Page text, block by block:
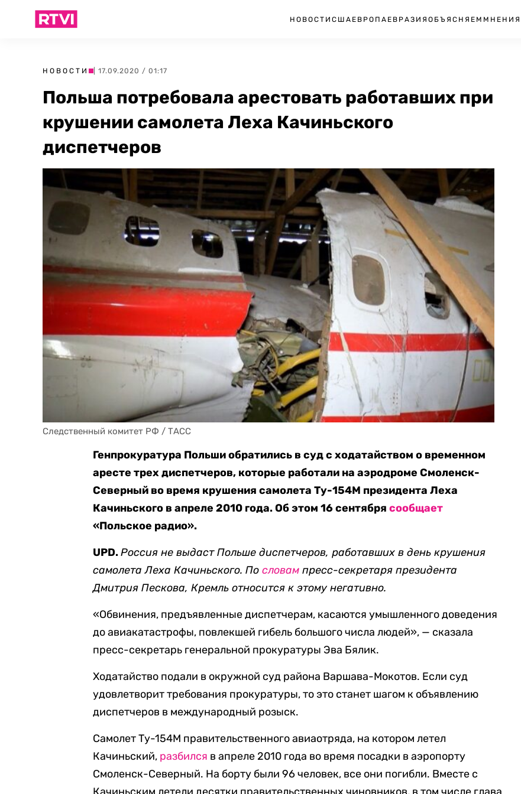
НОВОСТИ США ЕВРОПА ЕВРАЗИЯ ОБЪЯСНЯЕМ МНЕНИЯ
НОВОСТИ | 17.09.2020 / 01:17
Польша потребовала арестовать работавших при
крушении самолета Леха Качиньского
диспетчеров
Следственный комитет РФ / ТАСС
Генпрокуратура Польши обратились в суд с ходатайством о временном
аресте трех диспетчеров, которые работали на аэродроме Смоленск-
Северный во время крушения самолета Ту-154М президента Леха
Качиньского в апреле 2010 года. Об этом 16 сентябрясообщает
«Польское радио».
UPD.Россия не выдаст Польше диспетчеров, работавших в день крушения
самолета Леха Качиньского. Пословам пресс-секретаря президента
Дмитрия Пескова, Кремльотносится к этому негативно.
«Обвинения, предъявленные диспетчерам, касаются умышленного доведения
до авиакатастрофы, повлекшей гибель большого числа людей», — сказала
пресс-секретарь генеральной прокуратуры Эва Бялик.
Ходатайство подали в окружной суд района Варшава-Мокотов. Если суд
удовлетворит требования прокуратуры, то это станет шагом к объявлению
диспетчеров в международный розыск.
Самолет Ту-154М правительственного авиаотряда, на котором летел
Качиньский, разбился в апреле 2010 года во время посадки в аэропорту
Смоленск-Северный. На борту были 96 человек, все они погибли. Вместе с